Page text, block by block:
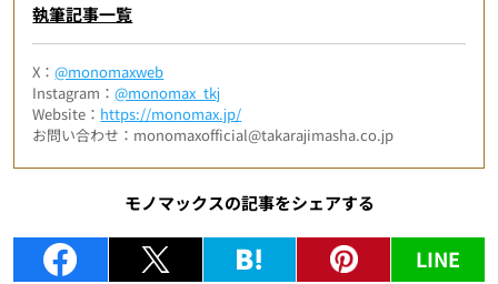
執筆記事一覧
X：@monomaxweb
Instagram：@monomax_tkj
Website： https://monomax.jp/
お問い合わせ：monomaxofficial@takarajimasha.co.jp
モノマックスの記事をシェアする
LINE